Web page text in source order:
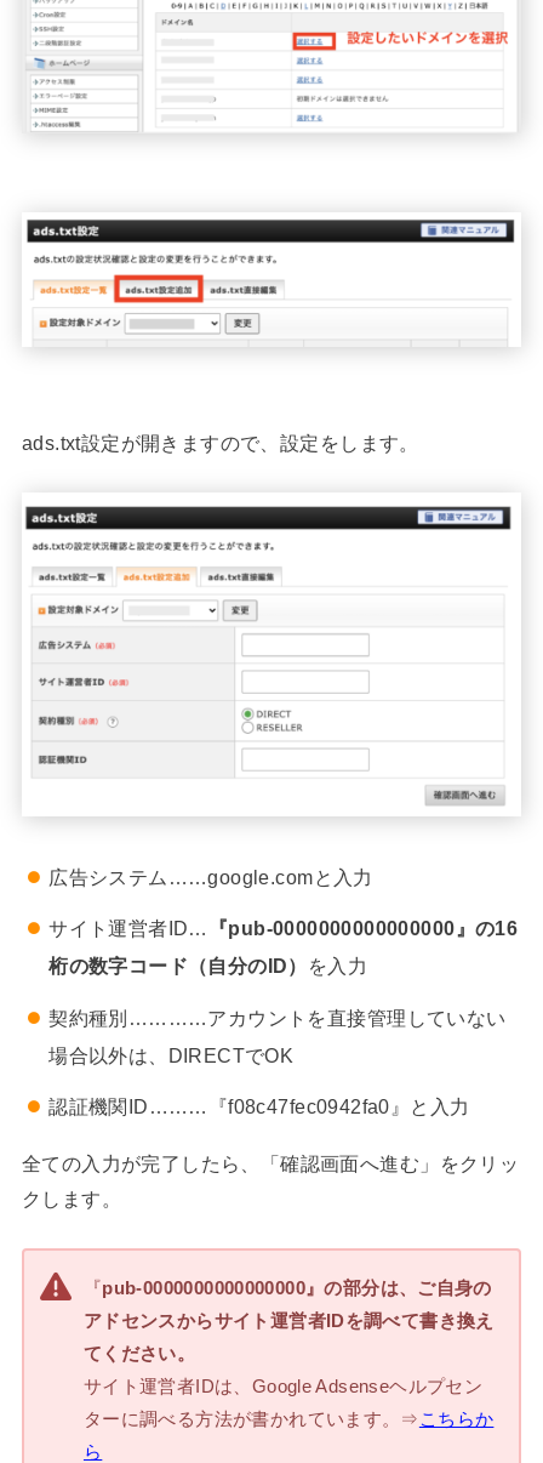
ads.txt設定が開きますので、設定をします。
広告システム……google.comと入力
サイト運営者ID…
『pub-0000000000000000』の16
桁の数字コード（自分のID）
を入力
契約種別…………アカウントを直接管理していない
場合以外は、DIRECTでOK
認証機関ID………『f08c47fec0942fa0』と入力
全ての入力が完了したら、「確認画面へ進む」をクリッ
クします。
『pub-0000000000000000』の部分は、ご自身の
アドセンスからサイト運営者IDを調べて書き換え
てください。
サイト運営者IDは、Google Adsenseヘルプセン
ターに調べる方法が書かれています。⇒ こちらか
ら